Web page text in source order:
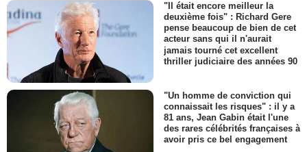
"Il était encore meilleur la
deuxième fois" : Richard Gere
pense beaucoup de bien de cet
acteur sans qui il n'aurait
jamais tourné cet excellent
thriller judiciaire des années 90
"Un homme de conviction qui
connaissait les risques" : il y a
81 ans, Jean Gabin était l'une
des rares célébrités françaises à
avoir pris ce bel engagement